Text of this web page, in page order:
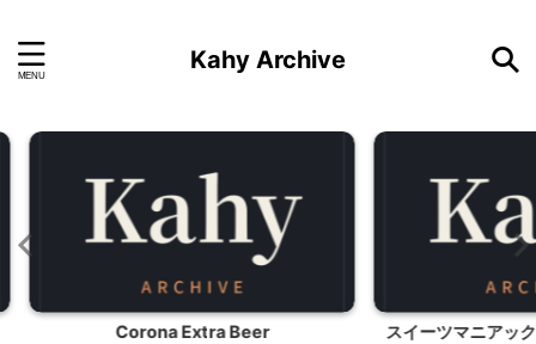
Kahy Archive
スイーツマニアックのカラフルクッキー
らーめん